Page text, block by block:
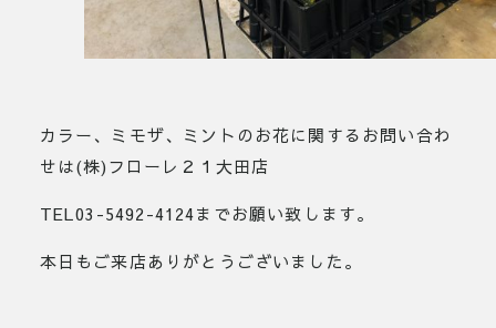
カラー、ミモザ、ミントのお花に関するお問い合わ
せは(株)フローレ２１大田店
TEL03-5492-4124までお願い致します。
本日もご来店ありがとうございました。